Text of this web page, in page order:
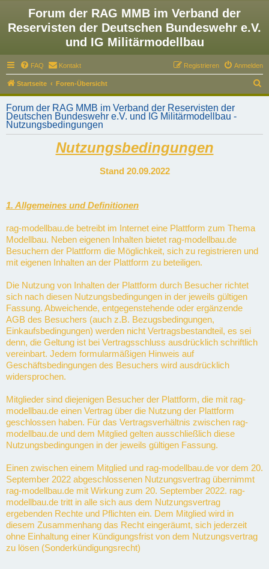
Forum der RAG MMB im Verband der
Reservisten der Deutschen Bundeswehr e.V.
und IG Militärmodellbau
FAQ Kontakt Anmelden
Registrieren
Startseite Foren-Übersicht
u
Forum der RAG MMB im Verband der Reservisten der
Deutschen Bundeswehr e.V. und IG Militärmodellbau -
Nutzungsbedingungen
Nutzungsbedingungen
Stand 20.09.2022
1. Allgemeines und Definitionen
rag-modellbau.de betreibt im Internet eine Plattform zum Thema
Modellbau. Neben eigenen Inhalten bietet rag-modellbau.de
Besuchern der Plattform die Möglichkeit, sich zu registrieren und
mit eigenen Inhalten an der Plattform zu beteiligen.
Die Nutzung von Inhalten der Plattform durch Besucher richtet
sich nach diesen Nutzungsbedingungen in der jeweils gültigen
Fassung. Abweichende, entgegenstehende oder ergänzende
AGB des Besuchers (auch z.B. Bezugsbedingungen,
Einkaufsbedingungen) werden nicht Vertragsbestandteil, es sei
denn, die Geltung ist bei Vertragsschluss ausdrücklich schriftlich
vereinbart. Jedem formularmäßigen Hinweis auf
Geschäftsbedingungen des Besuchers wird ausdrücklich
widersprochen.
Mitglieder sind diejenigen Besucher der Plattform, die mit rag-
modellbau.de einen Vertrag über die Nutzung der Plattform
geschlossen haben. Für das Vertragsverhältnis zwischen rag-
modellbau.de und dem Mitglied gelten ausschließlich diese
Nutzungsbedingungen in der jeweils gültigen Fassung.
Einen zwischen einem Mitglied und rag-modellbau.de vor dem 20.
September 2022 abgeschlossenen Nutzungsvertrag übernimmt
rag-modellbau.de mit Wirkung zum 20. September 2022. rag-
modellbau.de tritt in alle sich aus dem Nutzungsvertrag
ergebenden Rechte und Pflichten ein. Dem Mitglied wird in
diesem Zusammenhang das Recht eingeräumt, sich jederzeit
ohne Einhaltung einer Kündigungsfrist von dem Nutzungsvertrag
zu lösen (Sonderkündigungsrecht)